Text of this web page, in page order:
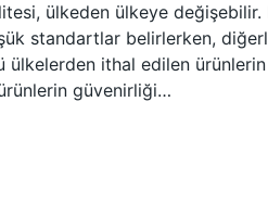
ülkeden ülkeye değişebilir.
standartlar belirlerken,
ülkelerden ithal edilen
güvenirliği…